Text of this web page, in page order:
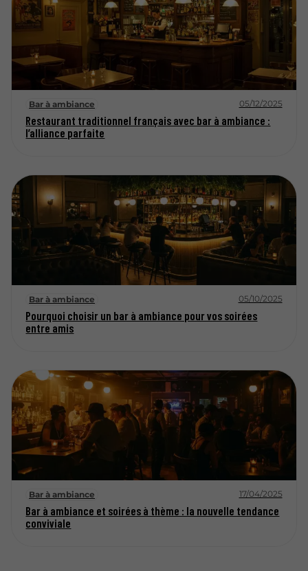
Bar à ambiance 05/12/2025
Restaurant traditionnel français avec bar à ambiance :
l’alliance parfaite
Bar à ambiance 05/10/2025
Pourquoi choisir un bar à ambiance pour vos soirées
entre amis
Bar à ambiance 17/04/2025
Bar à ambiance et soirées à thème : la nouvelle tendance
conviviale